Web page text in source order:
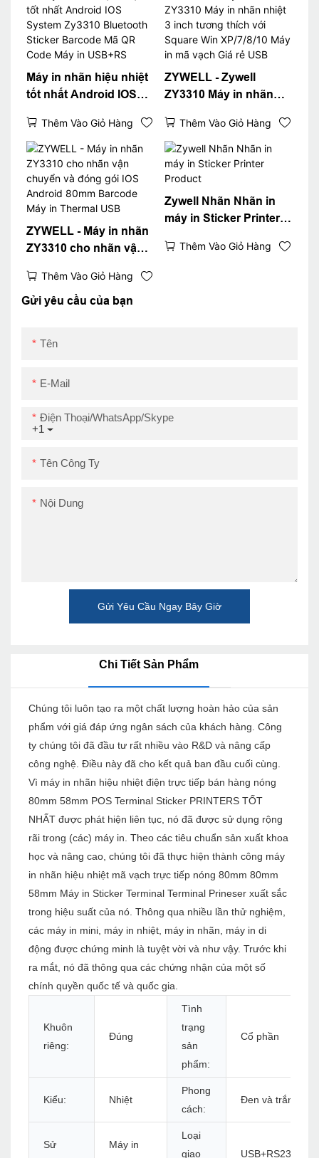
USB+WiFi
Máy in nhãn hiệu nhiệt
tốt nhất Android IOS
Bluetooth Sticker
Barcode Mã QR Code
Máy in USB+RS
Thêm Vào Giỏ Hàng
ZYWELL - Zywell
ZY3310 Máy in nhãn
thích với Square Win
XP/7/8/10 Máy in mã
vạch Giá rẻ USB
Thêm Vào Giỏ Hàng
ZYWELL - Máy in nhãn
ZY3310 cho nhãn vận
IOS Android 80mm
Barcode Máy in
Thêm Vào Giỏ Hàng
Zywell Nhãn Nhãn in
máy in Sticker Printer
Thêm Vào Giỏ Hàng
Gửi yêu cầu của bạn
Tên
E-Mail
+1
Điện Thoại/WhatsApp/Skype
Tên Công Ty
Nội Dung
Gửi Yêu Cầu Ngay Bây Giờ
Chi Tiết Sản Phẩm
Chúng tôi luôn tạo ra một chất lượng hoàn hảo của sản
phẩm với giá đáp ứng ngân sách của khách hàng. Công
ty chúng tôi đã đầu tư rất nhiều vào R&D và nâng cấp
công nghệ. Điều này đã cho kết quả ban đầu cuối cùng.
Vì máy in nhãn hiệu nhiệt điện trực tiếp bán hàng nóng
80mm 58mm POS Terminal Sticker PRINTERS TỐT
NHẤT được phát hiện liên tục, nó đã được sử dụng rộng
rãi trong (các) máy in. Theo các tiêu chuẩn sản xuất khoa
học và nâng cao, chúng tôi đã thực hiện thành công máy
in nhãn hiệu nhiệt mã vạch trực tiếp nóng 80mm 80mm
58mm Máy in Sticker Terminal Terminal Prineser xuất sắc
trong hiệu suất của nó. Thông qua nhiều lần thử nghiệm,
các máy in mini, máy in nhiệt, máy in nhãn, máy in di
động được chứng minh là tuyệt vời và như vậy. Trước khi
ra mắt, nó đã thông qua các chứng nhận của một số
chính quyền quốc tế và quốc gia.
Khuôn
riêng:
Đúng
Tình
trạng
sản
phẩm:
Cổ phần
Kiểu: Nhiệt
Phong
cách:
Đen và trắng
Sử
Máy in
Loại
giao